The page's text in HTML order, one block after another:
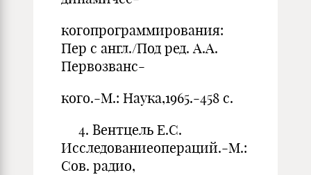
когопрограммирования:
Пер с англ./Под ред. А.А.
Первозванс-
кого.-М.: Наука,1965.-458 с.
4. Вентцель Е.С.
Исследованиеопераций.-М.:
Сов. радио,